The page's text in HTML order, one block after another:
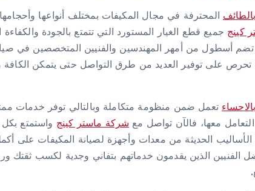
المحترفة في مجال المكيفات بمختلف أنواعها
كينج جميع قطع الغيار المستورد التي تتمتع بالجودة
أسطول من أمهر المهندسين والفنيين المتخصصين في
تحرص على توفير العديد من طرق التواصل حتى يتمكن
تعمل ضمن منظومة متكاملة وبالتالي توفر خدمات
معها، فالآن تواصل مع شركة ماستر كينج واستمتع
الحديثة من معدات وأجهزة لصيانة المكيفات على
الفنيين الذين يقدمون خدماتهم بتفاني وجدية لكسب ثقتك